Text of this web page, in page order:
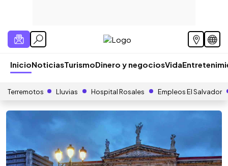
InicioNoticiasTurismoDinero y negociosVida
Terremotos Lluvias Hospital Rosales Empleos El Salvador